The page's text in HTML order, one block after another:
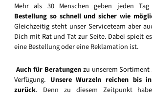
Mehr als 30 Menschen geben jeden
Bestellung so schnell und sicher wie
Gleichzeitig steht unser Serviceteam aber
Dich mit Rat und Tat zur Seite. Dabei spielt
eine Bestellung oder eine Reklamation ist.
Auch für Beratungenzu unserem Sortiment
Verfügung. Unsere Wurzeln reichen bis
zurück. Denn zu diesem Zeitpunkt